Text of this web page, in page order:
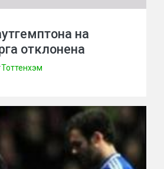
на
отклонена
Тоттенхэм